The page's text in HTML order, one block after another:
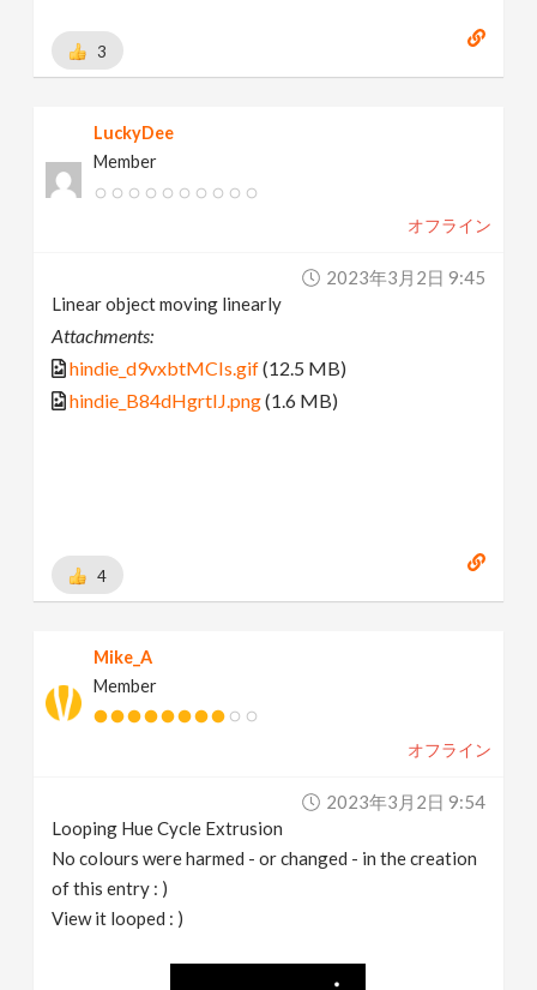
3
LuckyDee
Member
オフライン
2023年3月2日 9:45
Linear object moving linearly
Attachments:
hindie_d9vxbtMCIs.gif(12.5 MB)
hindie_B84dHgrtIJ.png(1.6 MB)
4
Mike_A
Member
オフライン
2023年3月2日 9:54
Looping Hue Cycle Extrusion
No colours were harmed - or changed - in the creation
of this entry : )
View it looped : )